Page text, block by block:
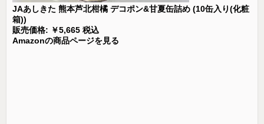
JAあしきた 熊本芦北柑橘 デコポン&甘夏缶詰め (10缶入り(化粧
箱))
販売価格: ￥5,665 税込
Amazonの商品ページを見る